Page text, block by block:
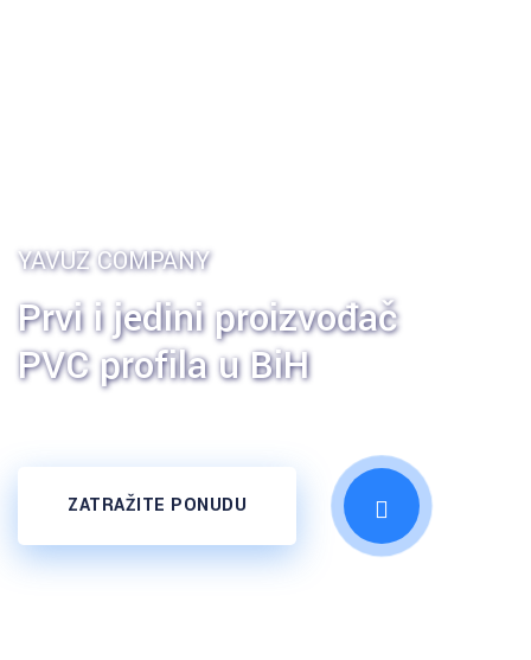
YAVUZ COMPANY
Prvi i jedini proizvođač
PVC profila u BiH
ZATRAŽITE PONUDU